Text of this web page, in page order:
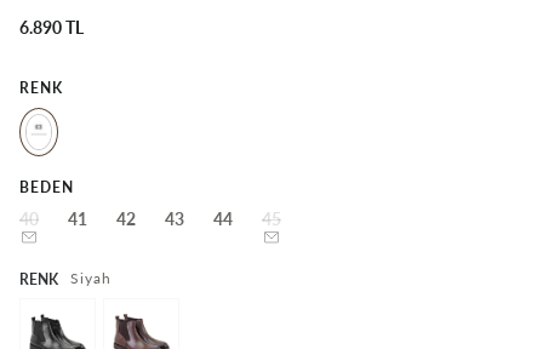
6.890 TL
RENK
BEDEN
40 41 42 43 44 45
RENK Siyah